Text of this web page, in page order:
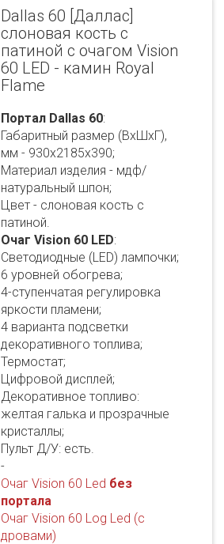
Dallas 60 [Даллас]
слоновая кость с
патиной с очагом Vision
60 LED - камин Royal
Flame
Портал Dallas 60:
Габаритный размер (ВхШхГ),
мм - 930х2185х390;
Материал изделия - мдф/
натуральный шпон;
Цвет - слоновая кость с
патиной.
Очаг Vision 60 LED:
Светодиодные (LED) лампочки;
6 уровней обогрева;
4-ступенчатая регулировка
яркости пламени;
4 варианта подсветки
декоративного топлива;
Термостат;
Цифровой дисплей;
Декоративное топливо:
желтая галька и прозрачные
кристаллы;
Пульт Д/У: есть.
-
Очаг Vision 60 Led без
портала
Очаг Vision 60 Log Led (с
дровами)